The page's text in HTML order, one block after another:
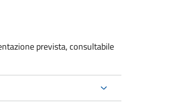
prevista, consultabile